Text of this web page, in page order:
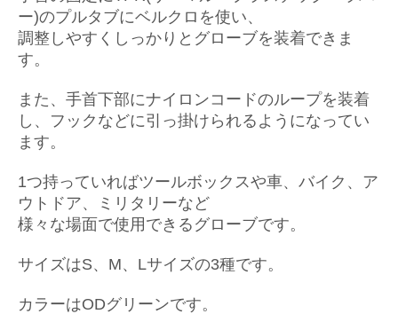
ー)のプルタブにベルクロを使い、
調整しやすくしっかりとグローブを装着できま
す。
また、手首下部にナイロンコードのループを装着
し、 フックなどに引っ掛けられるようになってい
ます。
1つ持っていればツールボックスや車、バイク、ア
ウトドア、ミリタリーなど
様々な場面で使用できるグローブです。
サイズはS、M、Lサイズの3種です。
カラーはODグリーンです。